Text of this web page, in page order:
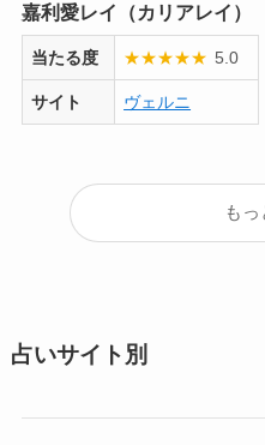
嘉利愛レイ（カリアレイ）
当たる度 ★★★★★ 5.0
サイト ヴェルニ
もっ
占いサイト別